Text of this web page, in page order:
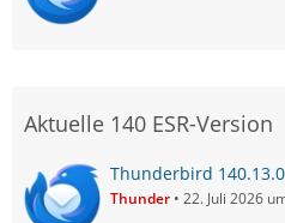
Aktuelle 140 ESR-Version
Thunderbird
Thunder 22. Juli 2026